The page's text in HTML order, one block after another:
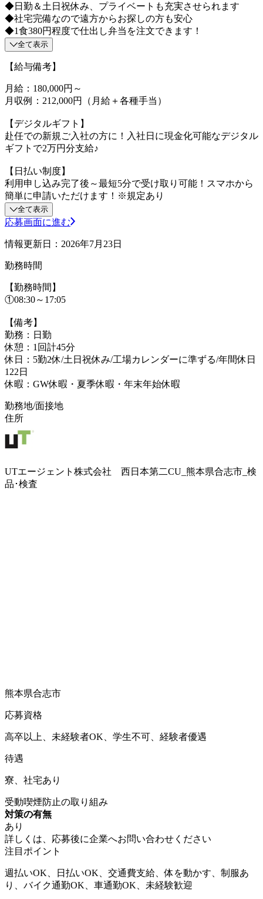
◆日勤＆土日祝休み、プライベートも充実させられます
◆社宅完備なので遠方からお探しの方も安心
◆1食380円程度で仕出し弁当を注文できます！
全て表示
【給与備考】
月給：180,000円～
月収例：212,000円（月給＋各種手当）
【デジタルギフト】
赴任での新規ご入社の方に！入社日に現金化可能なデジタル
ギフトで2万円分支給♪
【日払い制度】
利用申し込み完了後～最短5分で受け取り可能！スマホから
簡単に申請いただけます！※規定あり
全て表示
応募画面に進む
情報更新日：2026年7月23日
勤務時間
【勤務時間】
①08:30～17:05
【備考】
勤務：日勤
休憩：1回計45分
休日：5勤2休/土日祝休み/工場カレンダーに準ずる/年間休日
122日
休暇：GW休暇・夏季休暇・年末年始休暇
勤務地/面接地
住所
UTエージェント株式会社 西日本第二CU_熊本県合志市_検
品･検査
熊本県合志市
応募資格
高卒以上、未経験者OK、学生不可、経験者優遇
待遇
寮、社宅あり
受動喫煙防止の取り組み
対策の有無
あり
詳しくは、応募後に企業へお問い合わせください
注目ポイント
週払いOK、日払いOK、交通費支給、体を動かす、制服あ
り、バイク通勤OK、車通勤OK、未経験歓迎